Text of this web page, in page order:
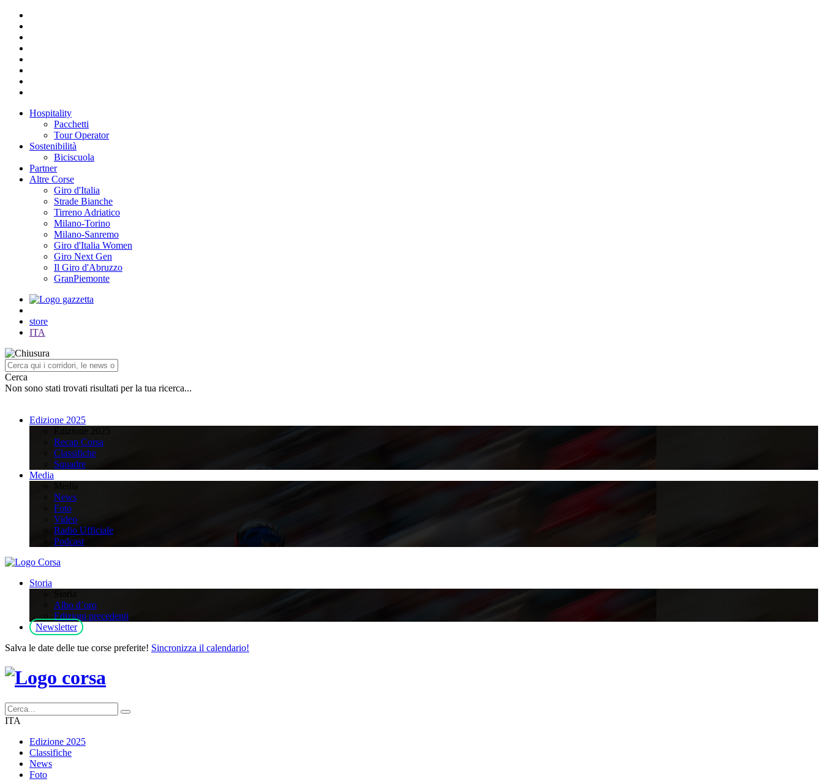
Hospitality
Pacchetti
Tour Operator
Sostenibilità
Biciscuola
Partner
Altre Corse
Giro d'Italia
Strade Bianche
Tirreno Adriatico
Milano-Torino
Milano-Sanremo
Giro d'Italia Women
Giro Next Gen
Il Giro d'Abruzzo
GranPiemonte
store
ITA
Cerca
Non sono stati trovati risultati per la tua ricerca...
Edizione 2025
Recap Corsa
Classifiche
Squadre
Media
News
Foto
Video
Radio Ufficiale
Podcast
Storia
Albo d’oro
Edizioni precedenti
Newsletter
Salva le date delle tue corse preferite! Sincronizza il calendario!
ITA
Edizione 2025
Classifiche
News
Foto